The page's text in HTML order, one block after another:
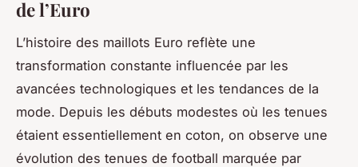
de l’Euro
L’histoire des maillots Euro reflète une
transformation constante influencée par les
avancées technologiques et les tendances de la
mode. Depuis les débuts modestes où les tenues
étaient essentiellement en coton, on observe une
évolution des tenues de football marquée par